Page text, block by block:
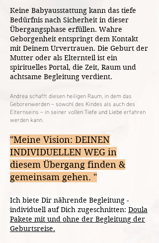
Keine Babyausstattung kann das tiefe
Bedürfnis nach Sicherheit in dieser
Übergangsphase erfüllen. Wahre
Geborgenheit entspringt dem Kontakt
mit Deinem Urvertrauen. Die Geburt der
Mutter oder als Elternteil ist ein
spirituelles Portal, die Zeit, Raum und
achtsame Begleitung verdient.
Andrea schafft diesen heiligen Raum, in dem das
Geborenwerden – sowohl des Kindes als auch des
Elternseins – in seiner vollen Tiefe und Liebe erfahren
werden kann.​
"Meine Vision: DEINEN
INDIVIDUELLEN WEG in
diesem Übergang finden &
gemeinsam gehen. "
Ich biete Dir nährende Begleitung -
individuell auf Dich zugeschnitten: Doula
Pakete mit und ohne der Begleitung der
Geburtsreise.